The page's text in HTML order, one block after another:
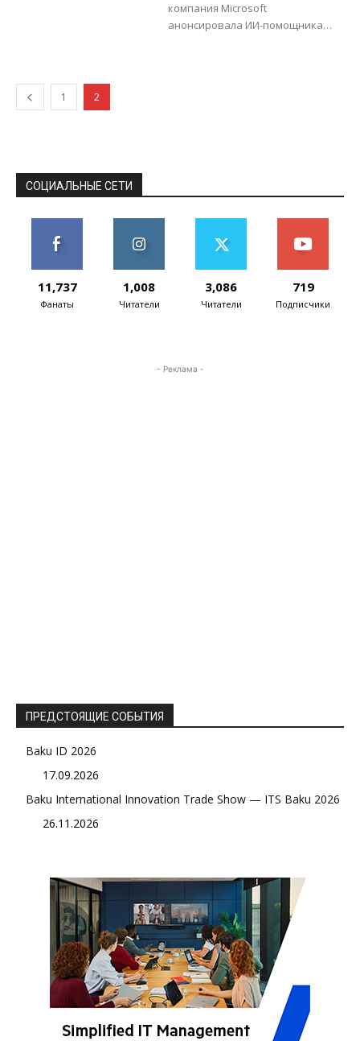
компания Microsoft
анонсировала ИИ-помощника
1 2
СОЦИАЛЬНЫЕ СЕТИ
11,737
Фанаты
1,008
Читатели
3,086
Читатели
719
Подписчики
- Реклама -
ПРЕДСТОЯЩИЕ СОБЫТИЯ
Baku ID 2026
17.09.2026
Baku International Innovation Trade Show — ITS Baku 2026
26.11.2026